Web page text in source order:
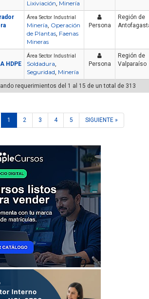
Lixiviación, Minería
Área Sector Industrial
Minería, Operación
de Plantas, Faenas
Mineras
Persona
Región de
HDPE
Área Sector Industrial
Soldadura,
Seguridad, Minería
Persona
Región de
Valparaíso
requerimientos del 1 al 15 de un total de 313
1 2 3 4 5 SIGUIENTE »